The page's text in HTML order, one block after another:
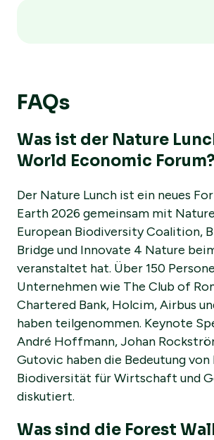
FAQs
Was ist der Nature
World Economic Forum?
Der Nature Lunch ist ein neues
Earth 2026 gemeinsam mit
European Biodiversity Coalition,
Bridge und Innovate 4 Nature
veranstaltet hat. Über 150
Unternehmen wie The Club of
Chartered Bank, Holcim, Airbus
haben teilgenommen. Keynote
André Hoffmann, Johan
Gutovic haben die Bedeutung von
Biodiversität für Wirtschaft und
diskutiert.
Was sind die Forest